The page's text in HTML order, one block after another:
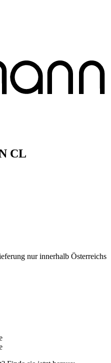
CL
nur innerhalb Österreichs